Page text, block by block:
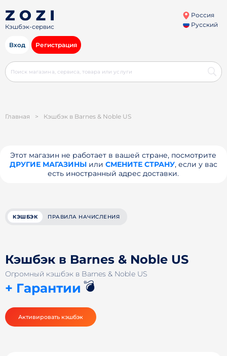
Кэшбэк-сервис
Россия
Русский
Вход Регистрация
Главная > Кэшбэк в Barnes & Noble US
Этот магазин не работает в вашей стране, посмотрите
ДРУГИЕ МАГАЗИНЫили СМЕНИТЕ СТРАНУ, если у вас
есть иностранный адрес доставки.
КЭШБЭК ПРАВИЛА НАЧИСЛЕНИЯ
Кэшбэк в Barnes & Noble US
Огромный кэшбэк в Barnes & Noble US
+ Гарантии 💣
Активировать кэшбэк